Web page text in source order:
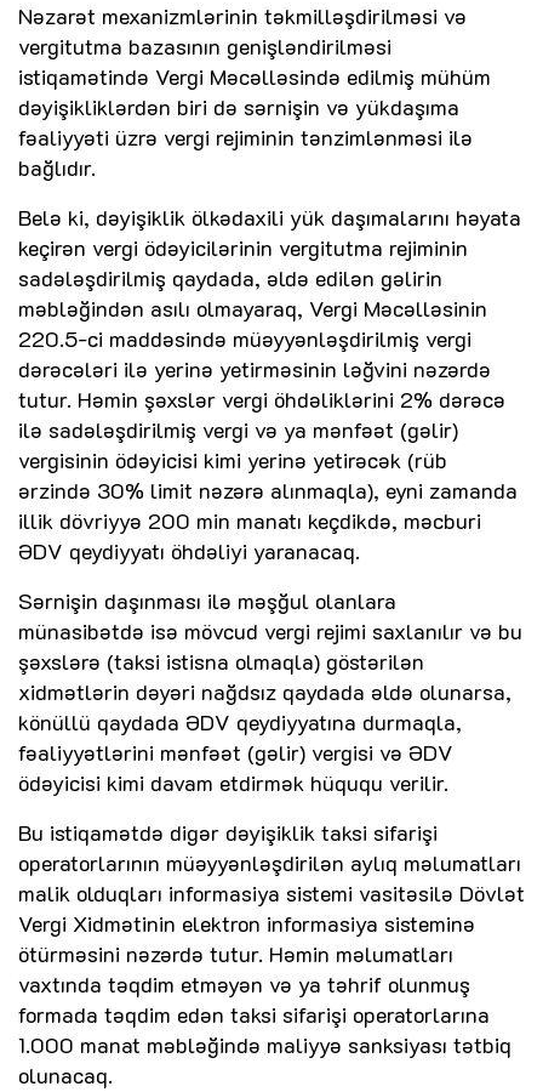
Nəzarət mexanizmlərinin təkmilləşdirilməsi və
vergitutma bazasının genişləndirilməsi
istiqamətində Vergi Məcəlləsində edilmiş mühüm
dəyişikliklərdən biri də sərnişin və yükdaşıma
fəaliyyəti üzrə vergi rejiminin tənzimlənməsi ilə
bağlıdır.
Belə ki, dəyişiklik ölkədaxili yük daşımalarını həyata
keçirən vergi ödəyicilərinin vergitutma rejiminin
sadələşdirilmiş qaydada, əldə edilən gəlirin
məbləğindən asılı olmayaraq, Vergi Məcəlləsinin
220.5-ci maddəsində müəyyənləşdirilmiş vergi
dərəcələri ilə yerinə yetirməsinin ləğvini nəzərdə
tutur. Həmin şəxslər vergi öhdəliklərini 2% dərəcə
ilə sadələşdirilmiş vergi və ya mənfəət (gəlir)
vergisinin ödəyicisi kimi yerinə yetirəcək (rüb
ərzində 30% limit nəzərə alınmaqla), eyni zamanda
illik dövriyyə 200 min manatı keçdikdə, məcburi
ƏDV qeydiyyatı öhdəliyi yaranacaq.
Sərnişin daşınması ilə məşğul olanlara
münasibətdə isə mövcud vergi rejimi saxlanılır və bu
şəxslərə (taksi istisna olmaqla) göstərilən
xidmətlərin dəyəri nağdsız qaydada əldə olunarsa,
könüllü qaydada ƏDV qeydiyyatına durmaqla,
fəaliyyətlərini mənfəət (gəlir) vergisi və ƏDV
ödəyicisi kimi davam etdirmək hüququ verilir.
Bu istiqamətdə digər dəyişiklik taksi sifarişi
operatorlarının müəyyənləşdirilən aylıq məlumatları
malik olduqları informasiya sistemi vasitəsilə Dövlət
Vergi Xidmətinin elektron informasiya sisteminə
ötürməsini nəzərdə tutur. Həmin məlumatları
vaxtında təqdim etməyən və ya təhrif olunmuş
formada təqdim edən taksi sifarişi operatorlarına
1.000 manat məbləğində maliyyə sanksiyası tətbiq
olunacaq.